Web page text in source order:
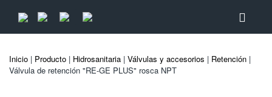
Inicio | Producto | Hidrosanitaria | Válvulas y accesorios | Retención |
Válvula de retención "RE-GE PLUS" rosca NPT